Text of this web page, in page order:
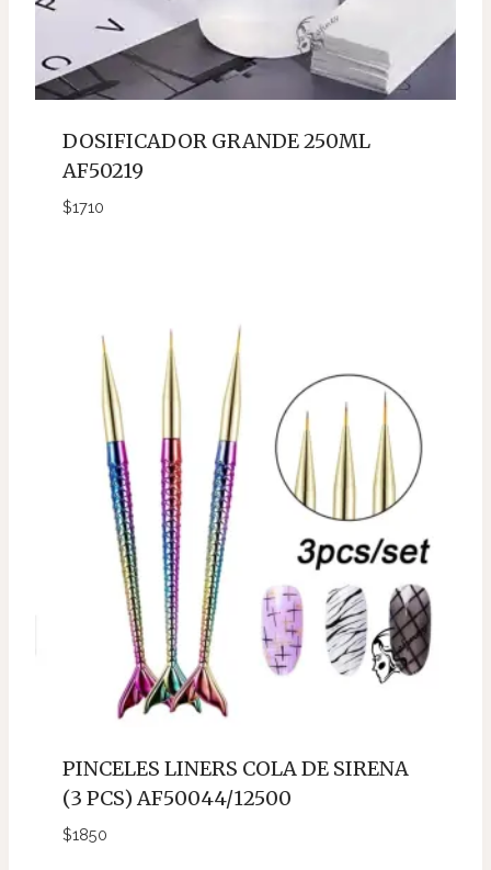
DOSIFICADOR GRANDE 250ML
AF50219
$1710
PINCELES LINERS COLA DE SIRENA
(3 PCS) AF50044/12500
$1850